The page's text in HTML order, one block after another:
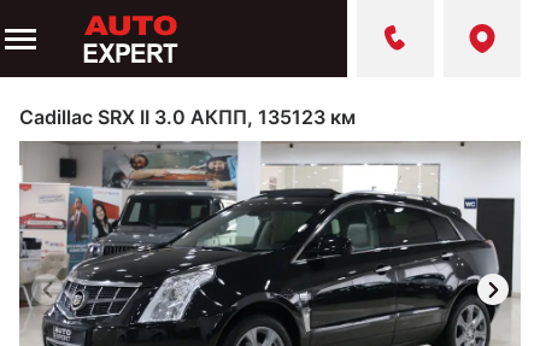
Cadillac SRX II 3.0 АКПП, 135123 км